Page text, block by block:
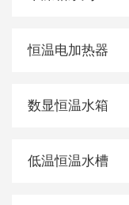
恒温电加热器
数显恒温水箱
低温恒温水槽